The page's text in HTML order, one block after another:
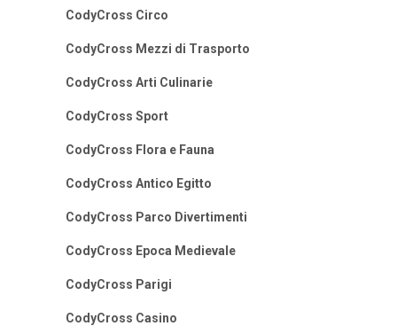
CodyCross Circo
CodyCross Mezzi di Trasporto
CodyCross Arti Culinarie
CodyCross Sport
CodyCross Flora e Fauna
CodyCross Antico Egitto
CodyCross Parco Divertimenti
CodyCross Epoca Medievale
CodyCross Parigi
CodyCross Casino